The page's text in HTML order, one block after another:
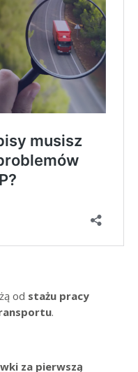
od stażu pracy
.
za pierwszą